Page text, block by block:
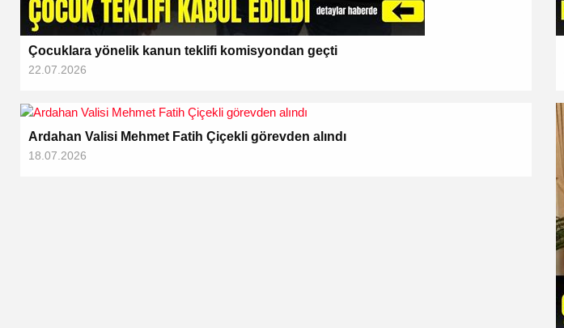
Çocuklara yönelik kanun teklifi komisyondan geçti
22.07.2026
Ardahan Valisi Mehmet Fatih Çiçekli görevden alındı
18.07.2026